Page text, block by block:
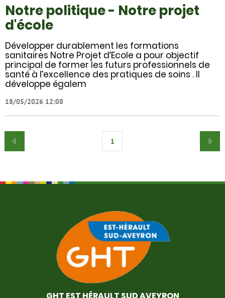
Notre politique - Notre projet
d'école
Développer durablement les formations
sanitaires Notre Projet d’Ecole a pour objectif
principal de former les futurs professionnels de
santé à l’excellence des pratiques de soins . Il
développe égalem
18/05/2026 12:08
1
GHT EST HÉRAULT SUD AVEYRON